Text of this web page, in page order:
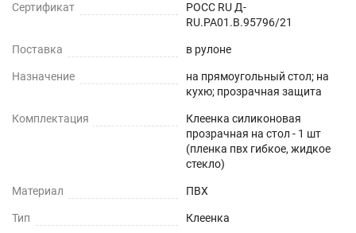
Сертификат
РОСС RU Д-
RU.РА01.В.95796/21
Поставка в рулоне
Назначение
на прямоугольный стол; на
кухю; прозрачная защита
Комплектация
Клеенка силиконовая
прозрачная на стол - 1 шт
(пленка пвх гибкое, жидкое
стекло)
Материал ПВХ
Тип Клеенка